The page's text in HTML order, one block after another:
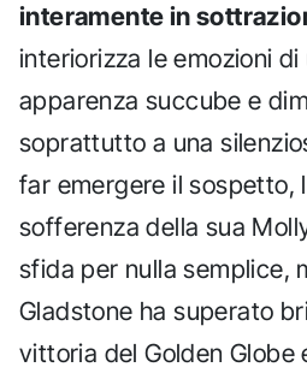
interamente in
interiorizza le emozioni
apparenza succube e
soprattutto a una
far emergere il sospetto,
sofferenza della sua
sfida per nulla semplice,
Gladstone ha superato
vittoria del Golden Globe